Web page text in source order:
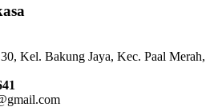
Kel. Bakung Jaya, Kec. Paal Merah,